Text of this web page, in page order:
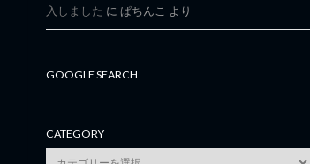
入しました に ぱちんこ より
GOOGLE SEARCH
CATEGORY
category